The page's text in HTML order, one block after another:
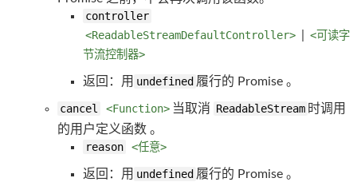
controller
<ReadableStreamDefaultController>
<可读字
节流控制器>
返回：用 undefined 履行的 Promise 。
cancel <Function> 当取消 ReadableStream 时调用
的用户定义函数 。
reason
<任意>
返回：用 undefined 履行的 Promise 。